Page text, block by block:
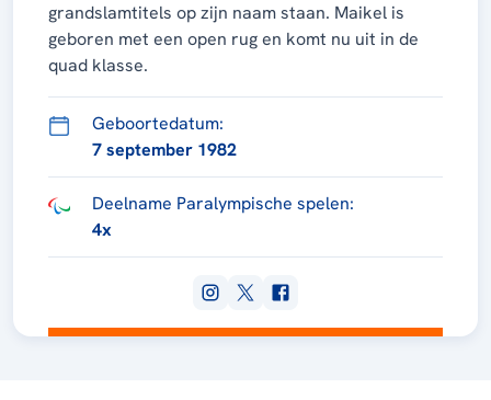
grandslamtitels op zijn naam staan. Maikel is
geboren met een open rug en komt nu uit in de
quad klasse.
Geboortedatum:
7 september 1982
Deelname Paralympische spelen:
4x